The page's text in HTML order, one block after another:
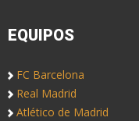
EQUIPOS
FC Barcelona
Real Madrid
Atlético de Madrid